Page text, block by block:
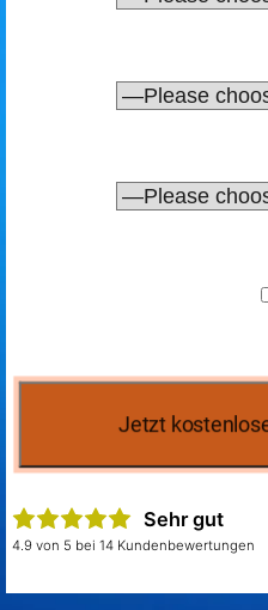
Sehr gut
4.9 von 5 bei 14 Kundenbewertungen